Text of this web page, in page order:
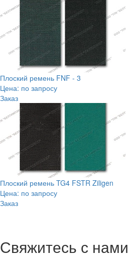
Плоский ремень FNF - 3
Цена: по запросу
Заказ
Плоский ремень TG4 FSTR Ziligen
Цена: по запросу
Заказ
Свяжитесь с нами